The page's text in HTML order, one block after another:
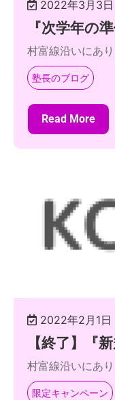
2022年3月3日
『次学年の
村富線沿いにあ
塾長のブログ
Read More
2022年2月1日
【終了】『
村富線沿いにあ
限定キャンペーン